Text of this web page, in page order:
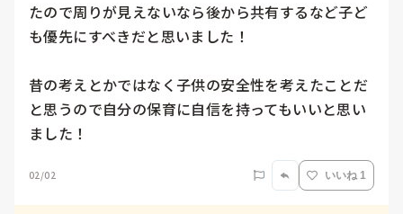
たので周りが見えないなら後から共有するなど子ど
も優先にすべきだと思いました！
昔の考えとかではなく子供の安全性を考えたことだ
と思うので自分の保育に自信を持ってもいいと思い
ました！
02/02 いいね 1